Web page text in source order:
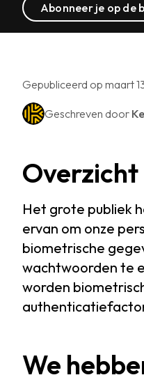
Abonneer je op de
Gepubliceerd op maart
Geschreven door
Overzicht
Het grote publiek
ervan om onze
biometrische
wachtwoorden te
worden
We